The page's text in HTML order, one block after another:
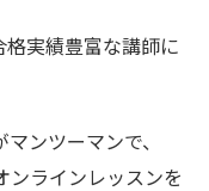
格実績豊富な講師に
ンツーマンで、
ンラインレッスンを